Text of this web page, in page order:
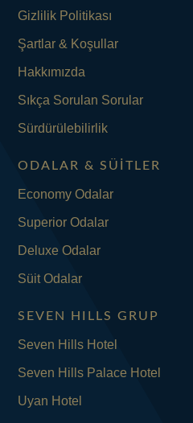
Gizlilik Politikası
Şartlar & Koşullar
Hakkımızda
Sıkça Sorulan Sorular
Sürdürülebilirlik
ODALAR & SÜITLER
Economy Odalar
Superior Odalar
Deluxe Odalar
Süit Odalar
SEVEN HILLS GRUP
Seven Hills Hotel
Seven Hills Palace Hotel
Uyan Hotel